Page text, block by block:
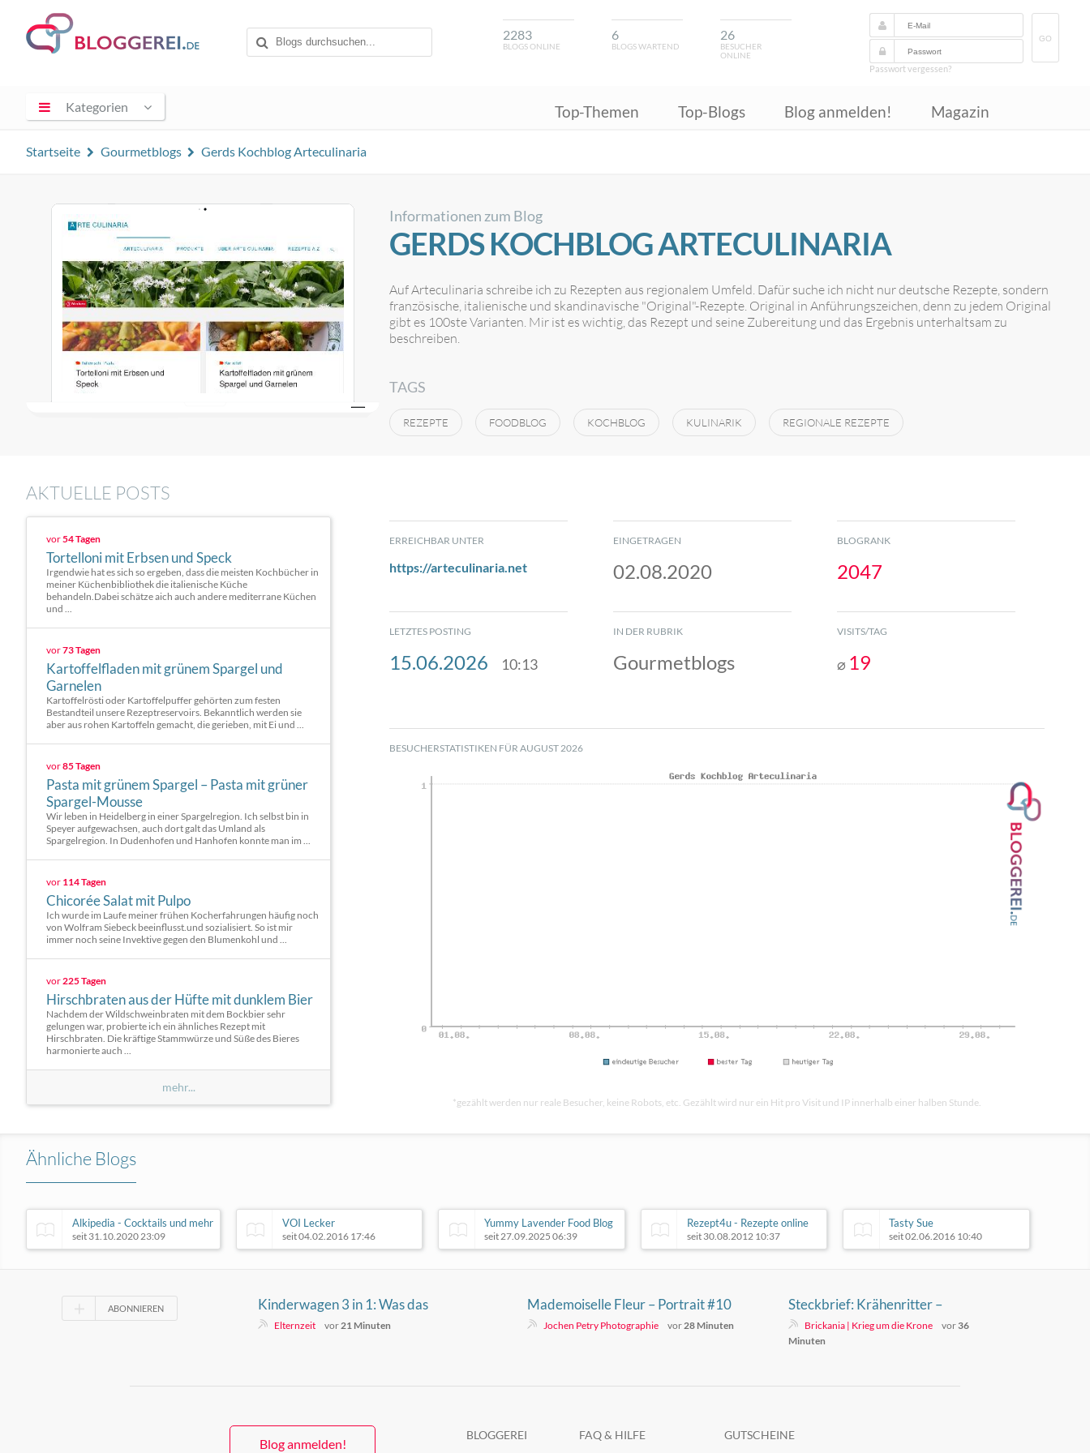
2283
BLOGS ONLINE
6
BLOGS WARTEND
26
BESUCHER
ONLINE
GO
Passwort vergessen?
Kategorien Top-Themen Top-Blogs Blog anmelden! Magazin
Startseite Gourmetblogs Gerds Kochblog Arteculinaria
Informationen zum Blog
GERDS KOCHBLOG ARTECULINARIA
Auf Arteculinaria schreibe ich zu Rezepten aus regionalem Umfeld. Dafür suche ich nicht nur deutsche Rezepte, sondern
französische, italienische und skandinavische "Original"-Rezepte. Original in Anführungszeichen, denn zu jedem Original
gibt es 100ste Varianten. Mir ist es wichtig, das Rezept und seine Zubereitung und das Ergebnis unterhaltsam zu
beschreiben.
TAGS
REZEPTE FOODBLOG KOCHBLOG KULINARIK REGIONALE REZEPTE
AKTUELLE POSTS
vor54 Tagen
Tortelloni mit Erbsen und Speck
Irgendwie hat es sich so ergeben, dass die meisten Kochbücher in
meiner Küchenbibliothek die italienische Küche
behandeln.Dabei schätze aich auch andere mediterrane Küchen
und ...
vor73 Tagen
Kartoffelfladen mit grünem Spargel und
Garnelen
Kartoffelrösti oder Kartoffelpuffer gehörten zum festen
Bestandteil unsere Rezeptreservoirs. Bekanntlich werden sie
aber aus rohen Kartoffeln gemacht, die gerieben, mit Ei und ...
vor85 Tagen
Pasta mit grünem Spargel – Pasta mit grüner
Spargel-Mousse
Wir leben in Heidelberg in einer Spargelregion. Ich selbst bin in
Speyer aufgewachsen, auch dort galt das Umland als
Spargelregion. In Dudenhofen und Hanhofen konnte man im ...
vor 114 Tagen
Chicorée Salat mit Pulpo
Ich wurde im Laufe meiner frühen Kocherfahrungen häufig noch
von Wolfram Siebeck beeinflusst.und sozialisiert. So ist mir
immer noch seine Invektive gegen den Blumenkohl und ...
vor225 Tagen
Hirschbraten aus der Hüfte mit dunklem Bier
Nachdem der Wildschweinbraten mit dem Bockbier sehr
gelungen war, probierte ich ein ähnliches Rezept mit
Hirschbraten. Die kräftige Stammwürze und Süße des Bieres
harmonierte auch ...
mehr...
ERREICHBAR UNTER
https://arteculinaria.net
EINGETRAGEN
02.08.2020
BLOGRANK
2047
LETZTES POSTING
15.06.2026 10:13
IN DER RUBRIK
Gourmetblogs
VISITS/TAG
⌀ 19
BESUCHERSTATISTIKEN FÜR AUGUST 2026
*gezählt werden nur reale Besucher, keine Robots, etc. Gezählt wird nur ein Hit pro Visit und IP innerhalb einer halben Stunde.
Ähnliche Blogs
Alkipedia - Cocktails und mehr
seit 31.10.2020 23:09
VOI Lecker
seit 04.02.2016 17:46
Yummy Lavender Food Blog
seit 27.09.2025 06:39
Rezept4u - Rezepte online
seit 30.08.2012 10:37
Tasty Sue
seit 02.06.2016 10:40
ABONNIEREN
Kinderwagen 3 in 1: Was das
System wirklich leistet und worauf
Elternzeit vor21 Minuten
Mademoiselle Fleur – Portrait #10
Jochen Petry Photographie vor28 Minuten
Steckbrief: Krähenritter –
Sammlung, Optik und aktueller
Stand
Brickania | Krieg um die Krone vor 36
Minuten
Blog anmelden!
BLOGGEREI FAQ & HILFE GUTSCHEINE